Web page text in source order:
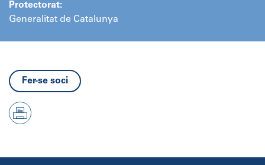
Protectorat:
Generalitat de Catalunya
Fer-se soci